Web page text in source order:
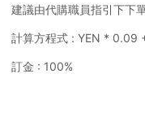
建議由代購職員指引下下
計算方程式 : YEN * 0.09
訂金 : 100%